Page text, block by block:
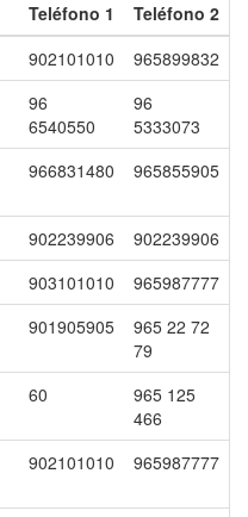
Teléfono 1
Teléfono 2
902101010
965899832
96
6540550
96
5333073
966831480 965855905
902239906
902239906
903101010
965987777
901905905
965 22 72
79
60
965 125
466
902101010 965987777